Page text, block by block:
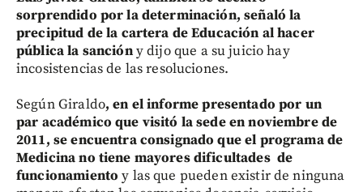
sorprendido por la determinación, señaló la
precipitud de la cartera de Educación al hacer
pública la sancióny dijo que a su juicio hay
incosistencias de las resoluciones.
Según Giraldo, en el informe presentado por un
par académico que visitó la sede en noviembre de
2011, se encuentra consignado que el programa de
Medicina no tiene mayores dificultades de
funcionamiento y las que pueden existir de ninguna